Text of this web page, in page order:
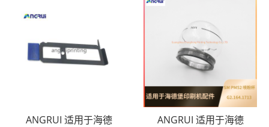
ANGRUI 适用于海德 ANGRUI 适用于海德